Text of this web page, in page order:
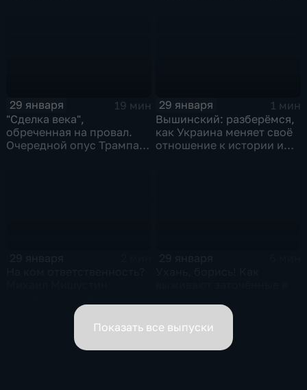
29 января
19 мин
"Сделка века",
обреченная на провал.
Очередной опус Трампа.
29 января
1 мин
Вышинский: разберёмся,
как Украина меняет своё
отношение к истории и
вице-премьеров
Показать все выпуски